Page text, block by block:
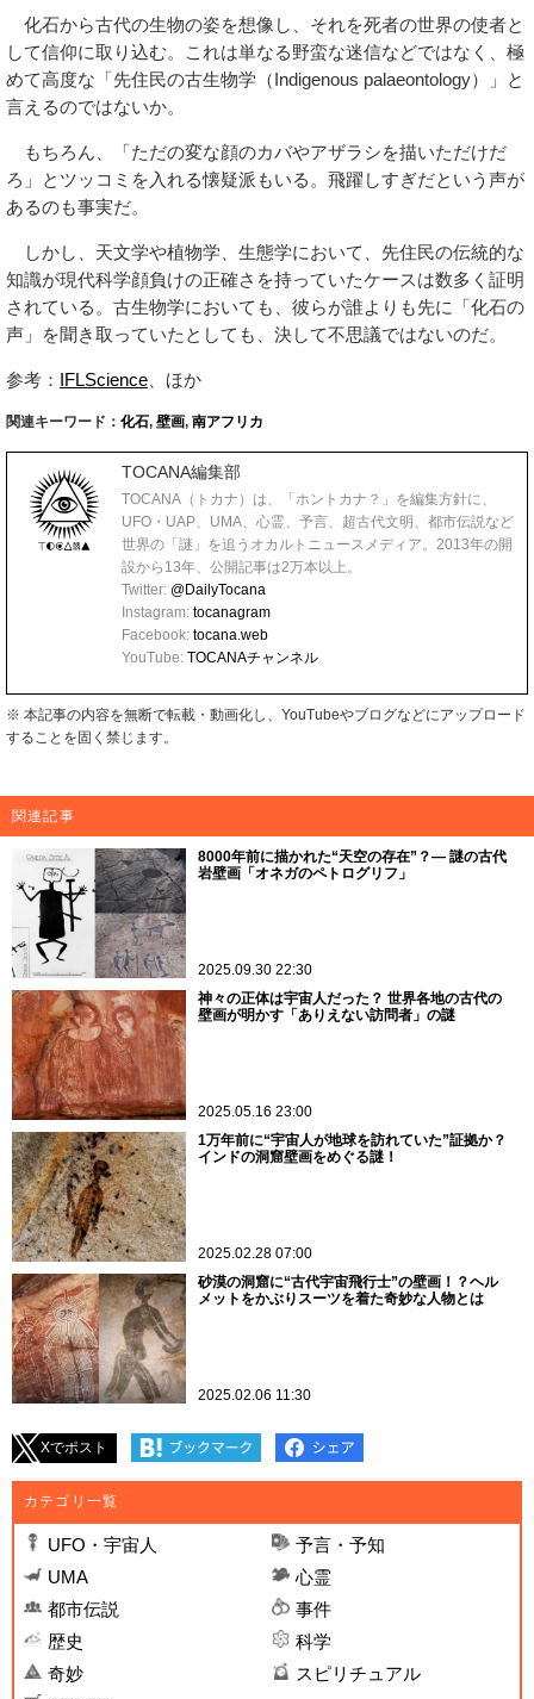
化石から古代の生物の姿を想像し、それを死者の世界の使者と
して信仰に取り込む。これは単なる野蛮な迷信などではなく、極
めて高度な「先住民の古生物学（Indigenous palaeontology）」と
言えるのではないか。
もちろん、「ただの変な顔のカバやアザラシを描いただけだ
ろ」とツッコミを入れる懐疑派もいる。飛躍しすぎだという声が
あるのも事実だ。
しかし、天文学や植物学、生態学において、先住民の伝統的な
知識が現代科学顔負けの正確さを持っていたケースは数多く証明
されている。古生物学においても、彼らが誰よりも先に「化石の
声」を聞き取っていたとしても、決して不思議ではないのだ。
参考： IFLScience 、ほか
関連キーワード： 化石, 壁画, 南アフリカ
TOCANA編集部
TOCANA（トカナ）は、「ホントカナ？」を編集方針に、
UFO・UAP、UMA、心霊、予言、超古代文明、都市伝説など
世界の「謎」を追うオカルトニュースメディア。2013年の開
設から13年、公開記事は2万本以上。
Twitter: @DailyTocana
Instagram: tocanagram
Facebook: tocana.web
YouTube: TOCANAチャンネル
※ 本記事の内容を無断で転載・動画化し、YouTubeやブログなどにアップロード
することを固く禁じます。
関連記事
8000年前に描かれた“天空の存在”？― 謎の古代
岩壁画「オネガのペトログリフ」
2025.09.30 22:30
神々の正体は宇宙人だった？ 世界各地の古代の
壁画が明かす「ありえない訪問者」の謎
2025.05.16 23:00
1万年前に“宇宙人が地球を訪れていた”証拠か？
インドの洞窟壁画をめぐる謎！
2025.02.28 07:00
砂漠の洞窟に“古代宇宙飛行士”の壁画！？ヘル
メットをかぶりスーツを着た奇妙な人物とは
2025.02.06 11:30
Xでポスト
カテゴリ一覧
UFO・宇宙人
予言・予知
UMA
心霊
都市伝説
事件
歴史
科学
奇妙
スピリチュアル